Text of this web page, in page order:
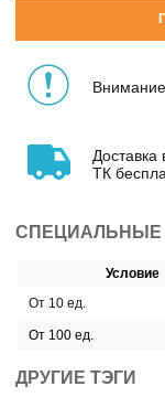
Доставка
ТК
СПЕЦИАЛЬНЫЕ
Условие
От 10 ед.
От 100 ед.
ДРУГИЕ ТЭГИ